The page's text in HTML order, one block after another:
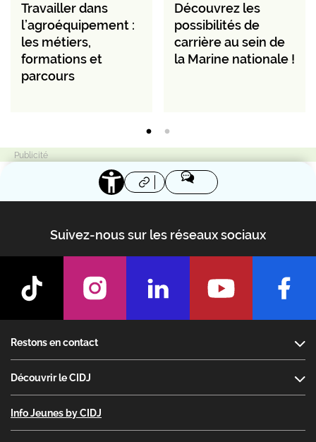
Travailler dans
l’agroéquipement :
les métiers,
formations et
parcours
Découvrez les
possibilités de
carrière au sein de
la Marine nationale !
Suivez-nous sur les réseaux sociaux
Restons en contact
Découvrir le CIDJ
Info Jeunes by CIDJ